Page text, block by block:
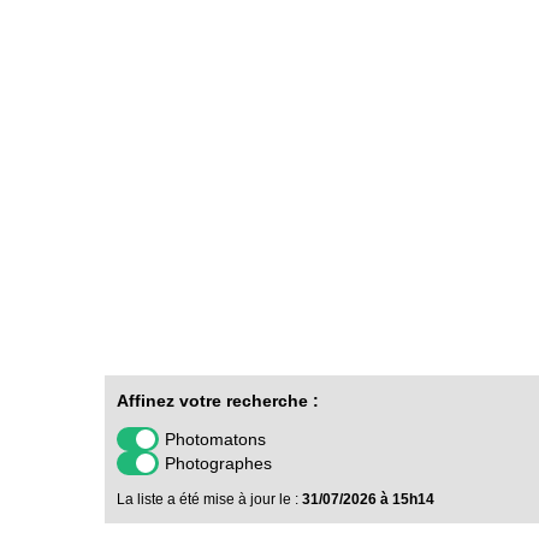
Affinez votre recherche :
Photomatons
Photographes
La liste a été mise à jour le : 31/07/2026 à 15h14